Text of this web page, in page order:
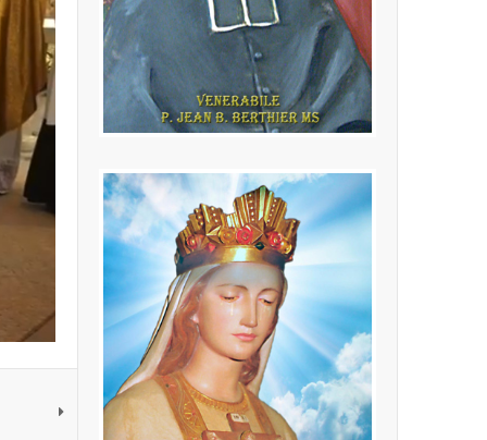
P. Jean Baptiste
Berthier MS
(24.02.1846 - 16.10.1908) Fondatore
della Congregazione dei Missionari
della Sacra Famiglia
LEGGI PIÙ